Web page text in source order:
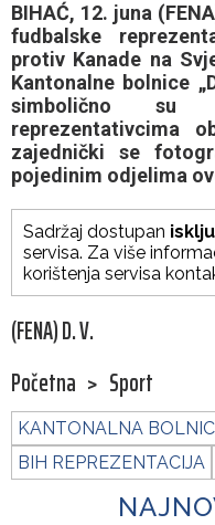
BIHAĆ, 12. juna
fudbalske
protiv Kanade na
Kantonalne bolnice
simbolično su
reprezentativcima
zajednički se
pojedinim odjelima
Sadržaj dostupan
servisa. Za više
korištenja servisa
(FENA) D. V.
Početna > Sport
KANTONALNA
BIH REPREZENTACIJA